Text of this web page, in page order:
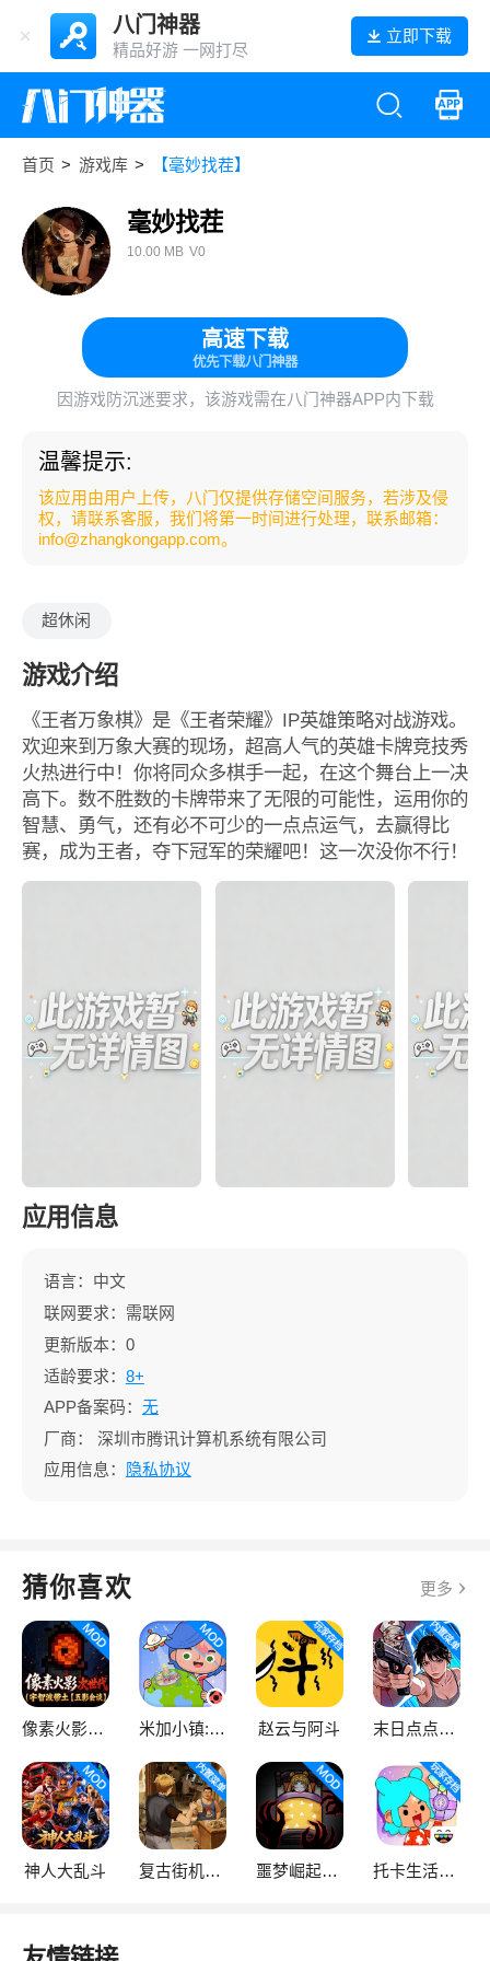
八门神器
精品好游 一网打尽
立即下载
首页 > 游戏库 > 【毫妙找茬】
毫妙找茬
10.00 MB V0
高速下载
优先下载八门神器
因游戏防沉迷要求，该游戏需在八门神器APP内下载
温馨提示:
该应用由用户上传，八门仅提供存储空间服务，若涉及侵
权，请联系客服，我们将第一时间进行处理，联系邮箱：
info@zhangkongapp.com。
超休闲
游戏介绍
《王者万象棋》是《王者荣耀》IP英雄策略对战游戏。
欢迎来到万象大赛的现场，超高人气的英雄卡牌竞技秀
火热进行中！你将同众多棋手一起，在这个舞台上一决
高下。数不胜数的卡牌带来了无限的可能性，运用你的
智慧、勇气，还有必不可少的一点点运气，去赢得比
赛，成为王者，夺下冠军的荣耀吧！这一次没你不行！
应用信息
语言：中文
联网要求：需联网
更新版本：0
适龄要求： 8+
APP备案码： 无
厂商：
深圳市腾讯计算机系统有限公司
应用信息：
隐私协议
猜你喜欢 更多
像素火影次世代 米加小镇:世界 赵云与阿斗 末日点点（辅助菜单）
神人大乱斗 复古街机大亨 噩梦崛起：生存 托卡生活：世界